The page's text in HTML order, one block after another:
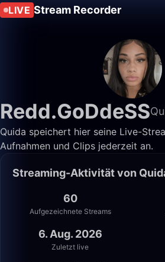
LIVE Stream Recorder
Redd.GoDdeSS
Quida speichert hier seine Live-
Aufnahmen und Clips jederzeit an.
Streaming-Aktivität von
60
Aufgezeichnete Streams
6. Aug. 2026
Zuletzt live